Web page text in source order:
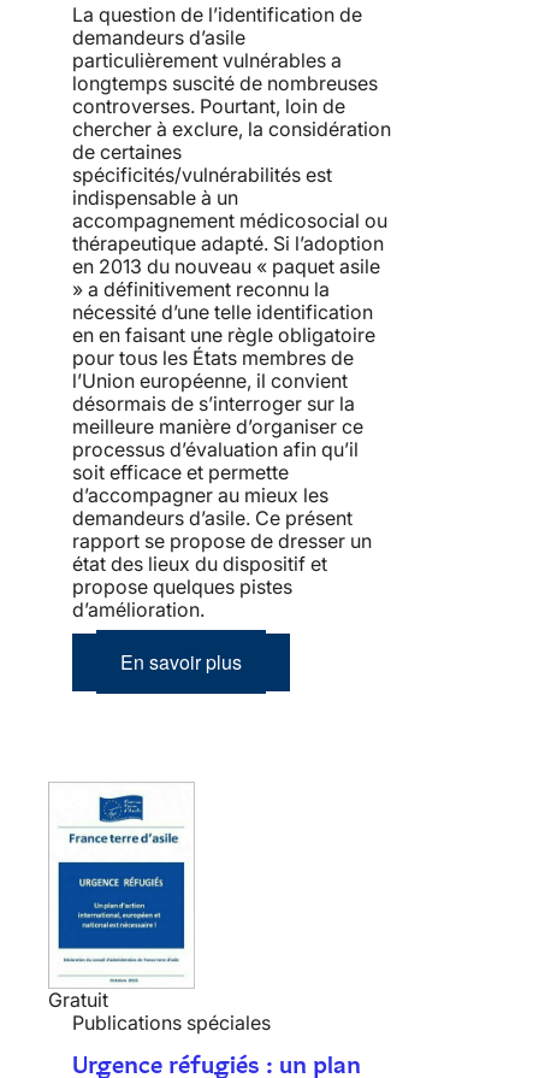
La question de l’identification de
demandeurs d’asile
particulièrement vulnérables a
longtemps suscité de nombreuses
controverses. Pourtant, loin de
chercher à exclure, la considération
de certaines
spécificités/vulnérabilités est
indispensable à un
accompagnement médicosocial ou
thérapeutique adapté. Si l’adoption
en 2013 du nouveau « paquet asile
» a définitivement reconnu la
nécessité d’une telle identification
en en faisant une règle obligatoire
pour tous les États membres de
l’Union européenne, il convient
désormais de s’interroger sur la
meilleure manière d’organiser ce
processus d’évaluation afin qu’il
soit efficace et permette
d’accompagner au mieux les
demandeurs d’asile. Ce présent
rapport se propose de dresser un
état des lieux du dispositif et
propose quelques pistes
d’amélioration.
En savoir plus
Gratuit
Publications spéciales
Urgence réfugiés : un plan